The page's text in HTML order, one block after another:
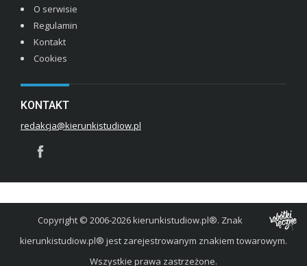
O serwisie
Regulamin
Kontakt
Cookies
KONTAKT
redakcja@kierunkistudiow.pl
Copyright © 2006-2026 kierunkistudiow.pl®. Znak
kierunkistudiow.pl® jest zarejestrowanym znakiem towarowym.
Wszystkie prawa zastrzeżone.